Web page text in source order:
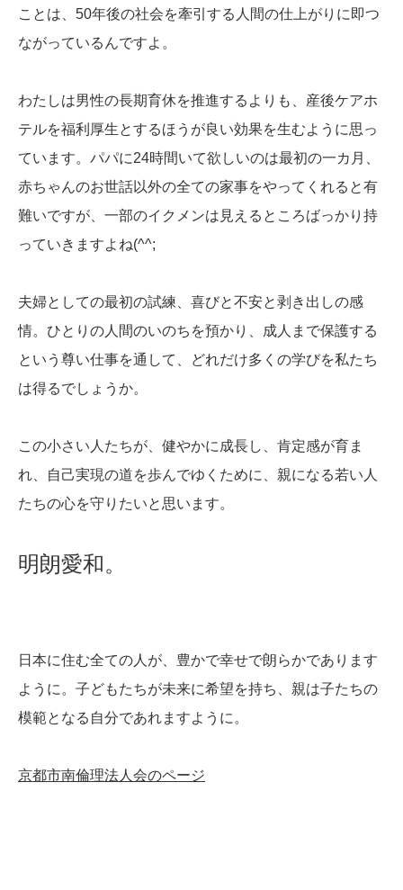
ことは、50年後の社会を牽引する人間の仕上がりに即つ
ながっているんですよ。
わたしは男性の長期育休を推進するよりも、産後ケアホ
テルを福利厚生とするほうが良い効果を生むように思っ
ています。パパに24時間いて欲しいのは最初の一カ月、
赤ちゃんのお世話以外の全ての家事をやってくれると有
難いですが、一部のイクメンは見えるところばっかり持
っていきますよね(^^;
夫婦としての最初の試練、喜びと不安と剥き出しの感
情。ひとりの人間のいのちを預かり、成人まで保護する
という尊い仕事を通して、どれだけ多くの学びを私たち
は得るでしょうか。
この小さい人たちが、健やかに成長し、肯定感が育ま
れ、自己実現の道を歩んでゆくために、親になる若い人
たちの心を守りたいと思います。
明朗愛和。
日本に住む全ての人が、豊かで幸せで朗らかであります
ように。子どもたちが未来に希望を持ち、親は子たちの
模範となる自分であれますように。
京都市南倫理法人会のページ